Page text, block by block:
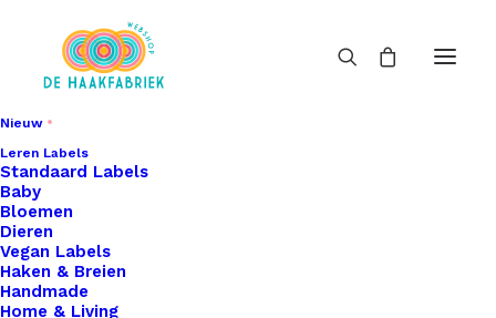
Nieuw
Leren Labels
Standaard Labels
Baby
Bloemen
Dieren
Vegan Labels
Haken & Breien
Handmade
Home & Living